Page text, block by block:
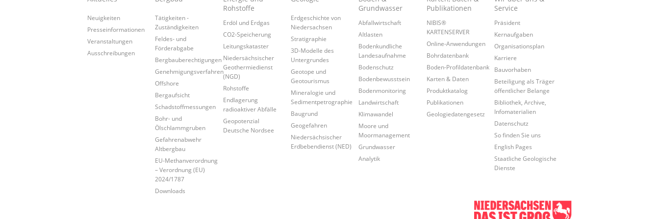
Neuigkeiten
Presseinformationen
Veranstaltungen
Ausschreibungen
Tätigkeiten -
Zuständigkeiten
Feldes- und
Förderabgabe
Bergbauberechtigungen
Genehmigungsverfahren
Offshore
Bergaufsicht
Schadstoffmessungen
Bohr- und
Ölschlammgruben
Gefahrenabwehr
Altbergbau
EU-Methanverordnung
– Verordnung (EU)
2024/1787
Downloads
Rohstoffe
Erdöl und Erdgas
CO2-Speicherung
Leitungskataster
Niedersächsischer
Geothermiedienst
(NGD)
Rohstoffe
Endlagerung
radioaktiver Abfälle
Geopotenzial
Deutsche Nordsee
Erdgeschichte von
Niedersachsen
Stratigraphie
3D-Modelle des
Untergrundes
Geotope und
Geotourismus
Mineralogie und
Sedimentpetrographie
Baugrund
Geogefahren
Niedersächsischer
Erdbebendienst (NED)
Grundwasser
Abfallwirtschaft
Altlasten
Bodenkundliche
Landesaufnahme
Bodenschutz
Bodenbewusstsein
Bodenmonitoring
Landwirtschaft
Klimawandel
Moore und
Moormanagement
Grundwasser
Analytik
Publikationen
NIBIS®
KARTENSERVER
Online-Anwendungen
Bohrdatenbank
Boden-Profildatenbank
Karten & Daten
Produktkatalog
Publikationen
Geologiedatengesetz
Service
Präsident
Kernaufgaben
Organisationsplan
Karriere
Bauvorhaben
Beteiligung als Träger
öffentlicher Belange
Bibliothek, Archive,
Infomaterialien
Datenschutz
So finden Sie uns
English Pages
Staatliche Geologische
Dienste